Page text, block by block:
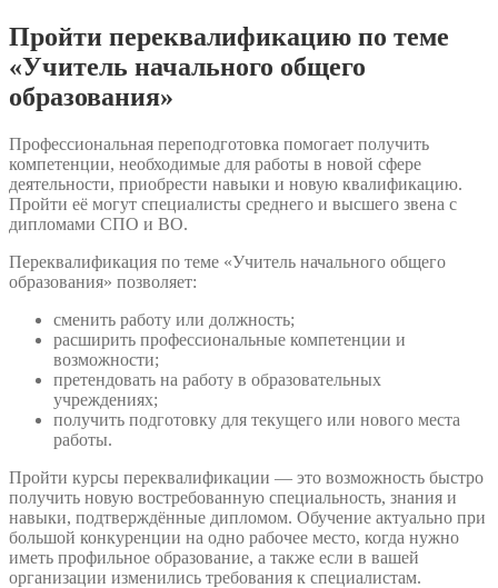
Пройти переквалификацию по теме
«Учитель начального общего
образования»
Профессиональная переподготовка помогает получить
компетенции, необходимые для работы в новой сфере
деятельности, приобрести навыки и новую квалификацию.
Пройти её могут специалисты среднего и высшего звена с
дипломами СПО и ВО.
Переквалификация по теме «Учитель начального общего
образования» позволяет:
сменить работу или должность;
расширить профессиональные компетенции и
возможности;
претендовать на работу в образовательных
учреждениях;
получить подготовку для текущего или нового места
работы.
Пройти курсы переквалификации — это возможность быстро
получить новую востребованную специальность, знания и
навыки, подтверждённые дипломом. Обучение актуально при
большой конкуренции на одно рабочее место, когда нужно
иметь профильное образование, а также если в вашей
организации изменились требования к специалистам.